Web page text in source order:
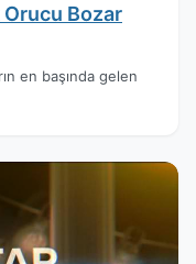
Orucu Bozar
en başında gelen